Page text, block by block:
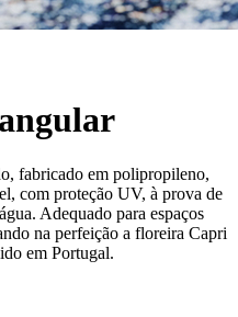
fabricado em polipropileno,
com proteção UV, à prova de
Adequado para espaços
na perfeição a floreira Capri
em Portugal.